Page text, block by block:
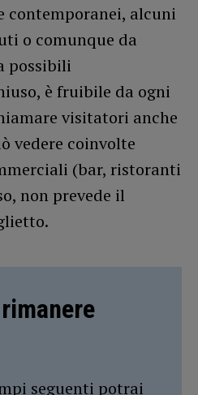
contemporanei, alcuni
o comunque da
possibili
è fruibile da ogni
visitatori anche
vedere coinvolte
(bar, ristoranti
non prevede il
seguenti potrai